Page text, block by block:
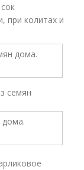
при колитах и
семян